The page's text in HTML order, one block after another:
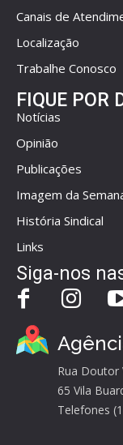
Canais de
Localização
Trabalhe Conosco
FIQUE POR
Notícias
Opinião
Publicações
Imagem da
História Sindical
Links
Siga-nos
Rua Doutor
65 Vila
Telefones